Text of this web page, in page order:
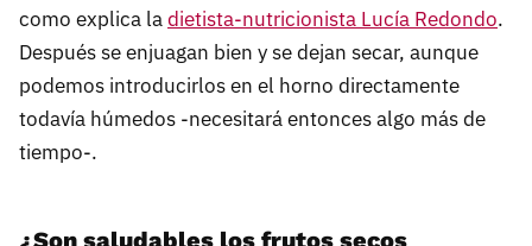
como explica ladietista-nutricionista Lucía Redondo.
Después se enjuagan bien y se dejan secar, aunque
podemos introducirlos en el horno directamente
todavía húmedos -necesitará entonces algo más de
tiempo-.
¿Son saludables los frutos secos